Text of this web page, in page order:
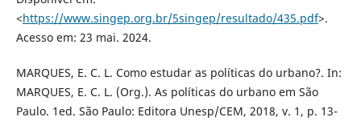
<https://www.singep.org.br/5singep/resultado/435.pdf>.
Acesso em: 23 mai. 2024.
MARQUES, E. C. L. Como estudar as políticas do urbano?. In:
MARQUES, E. C. L. (Org.). As políticas do urbano em São
Paulo. 1ed. São Paulo: Editora Unesp/CEM, 2018, v. 1, p. 13-